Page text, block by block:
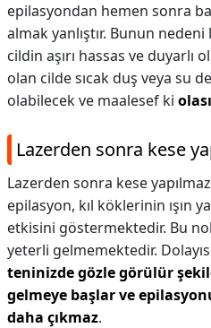
epilasyondan hemen sonra
almak yanlıştır. Bunun
cildin aşırı hassas ve duyarlı
olan cilde sıcak duş veya su
olabilecek ve maalesef ki
Lazerden sonra kese
Lazerden sonra kese
epilasyon, kıl köklerinin ışın
etkisini göstermektedir. Bu
yeterli gelmemektedir.
teninizde gözle görülür
gelmeye başlar ve
daha çıkmaz.